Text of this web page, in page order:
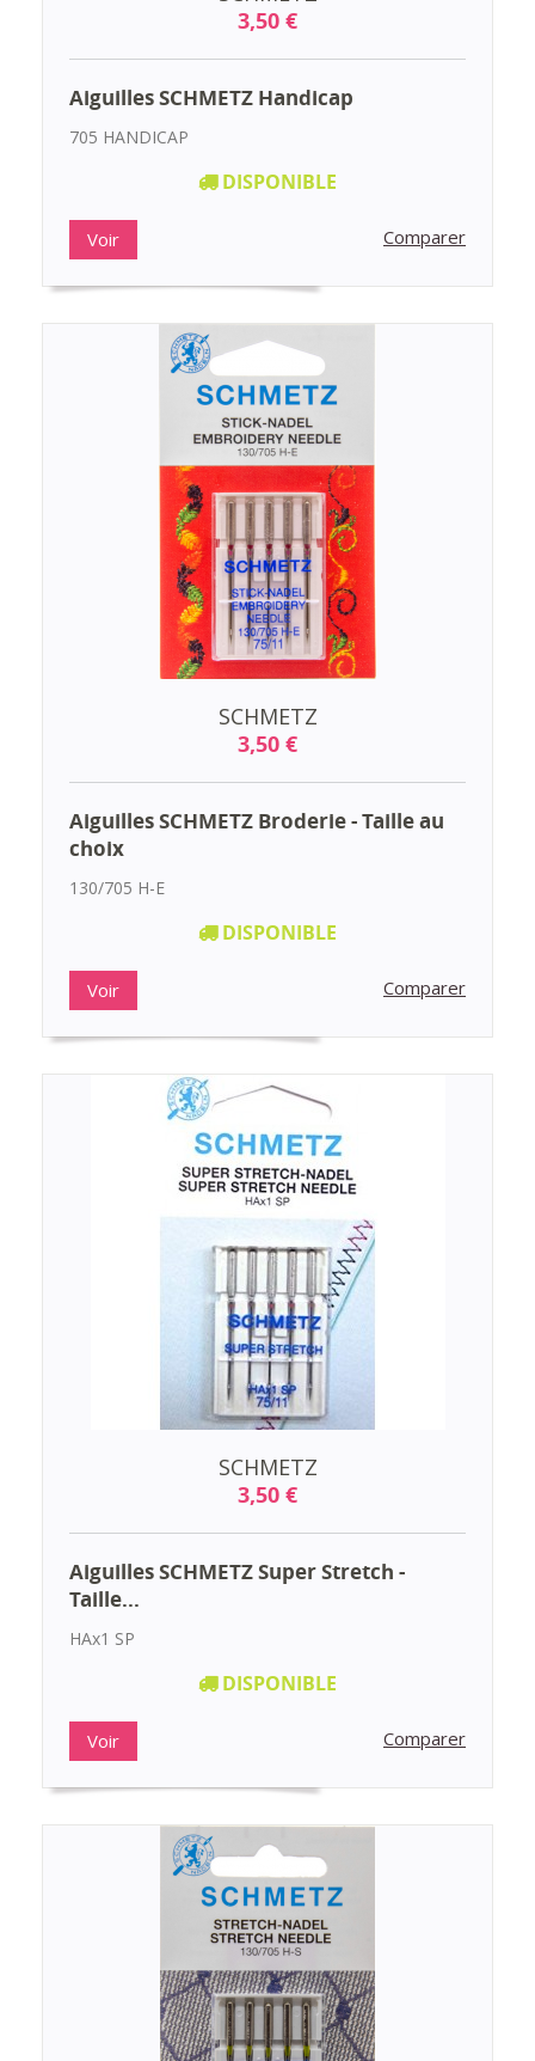
3,50 €
Aiguilles SCHMETZ Handicap
705 HANDICAP
DISPONIBLE
Voir Comparer
SCHMETZ
3,50 €
Aiguilles SCHMETZ Broderie - Taille au
choix
130/705 H-E
DISPONIBLE
Voir Comparer
SCHMETZ
3,50 €
Aiguilles SCHMETZ Super Stretch -
Taille...
HAx1 SP
DISPONIBLE
Voir Comparer